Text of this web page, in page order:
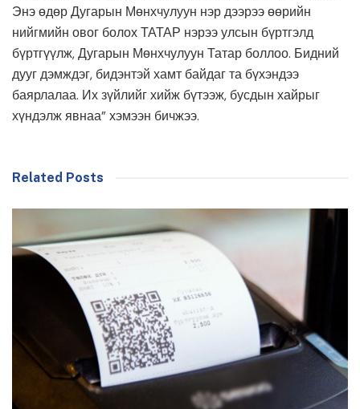
Энэ өдөр Дугарын Мөнхчулуун нэр дээрээ өөрийн
нийгмийн овог болох ТАТАР нэрээ улсын бүртгэлд
бүртгүүлж, Дугарын Мөнхчулуун Татар боллоо. Бидний
дууг дэмждэг, бидэнтэй хамт байдаг та бүхэндээ
баярлалаа. Их зүйлийг хийж бүтээж, бусдын хайрыг
хүндэлж явнаа” хэмээн бичжээ.
Related Posts